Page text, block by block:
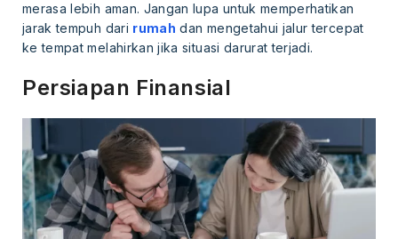
merasa lebih aman. Jangan lupa untuk memperhatikan
jarak tempuh dari rumah dan mengetahui jalur tercepat
ke tempat melahirkan jika situasi darurat terjadi.
Persiapan Finansial